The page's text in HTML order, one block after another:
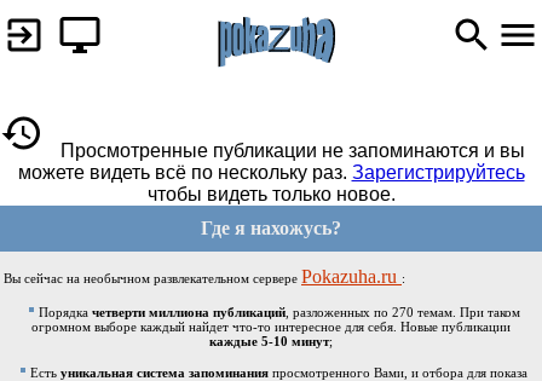
Просмотренные публикации не запоминаются и вы
можете видеть всё по нескольку раз. Зарегистрируйтесь
чтобы видеть только новое.
Где я нахожусь?
Вы сейчас на необычном развлекательном сервере Pokazuha.ru :
Порядка четверти миллиона публикаций, разложенных по 270 темам. При таком
огромном выборе каждый найдет что-то интересное для себя. Новые публикации
каждые 5-10 минут;
Есть уникальная система запоминания просмотренного Вами, и отбора для показа